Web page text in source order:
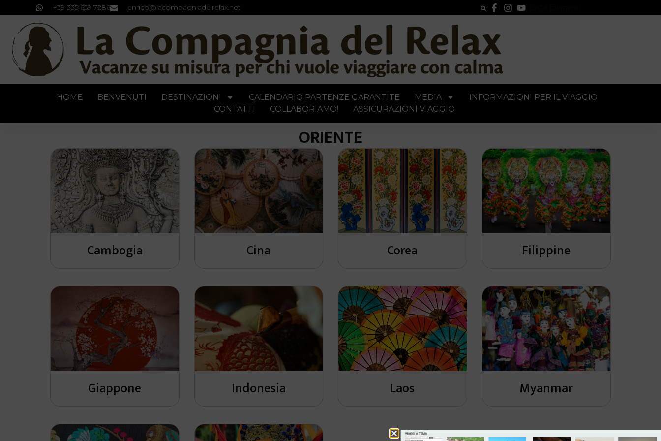
+39 335 659 7286 enrico@lacompagniadelrelax.net
HOME BENVENUTI DESTINAZIONI CALENDARIO PARTENZE GARANTITE MEDIA
INFORMAZIONI PER IL VIAGGIO
CONTATTI
COLLABORIAMO! ASSICURAZIONI VIAGGIO
ORIENTE
Cambogia Cina Corea Filippine
Giappone Indonesia Laos Myanmar